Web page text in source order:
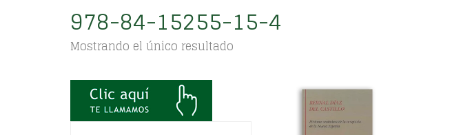
978-84-15255-15-4
Mostrando el único resultado